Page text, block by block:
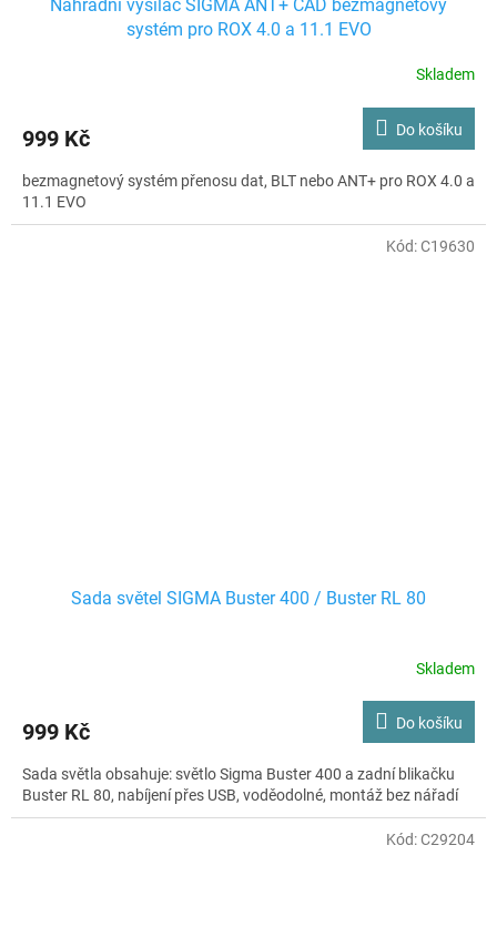
Náhradní vysílač SIGMA ANT+ CAD bezmagnetový
systém pro ROX 4.0 a 11.1 EVO
Skladem
999 Kč Do košíku
bezmagnetový systém přenosu dat, BLT nebo ANT+ pro ROX 4.0 a
11.1 EVO
Sada světel SIGMA Buster 400 / Buster RL 80
Skladem
999 Kč Do košíku
Sada světla obsahuje: světlo Sigma Buster 400 a zadní blikačku
Buster RL 80, nabíjení přes USB, voděodolné, montáž bez nářadí
Kód:C19630
Kód:C29204